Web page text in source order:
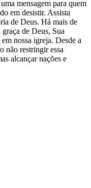
mensagem para quem
em desistir. Assista
de Deus. Há mais de
de Deus, Sua
nossa igreja. Desde a
não restringir essa
alcançar nações e